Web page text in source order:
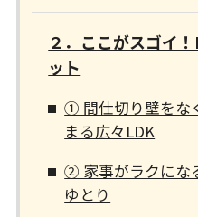
２．ここがスゴイ
ット
① 間仕切り壁をな
まる広々LDK
② 家事がラクにな
ゆとり